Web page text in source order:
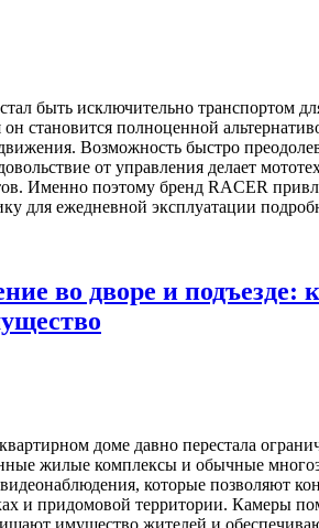
быть исключительно транспортом
он становится полноценной
Возможность быстро
от управления делает
Именно поэтому бренд RACER
для ежедневной эксплуатации
во дворе и подъезде:
доме давно перестала
жилые комплексы и обычные
которые позволяют
и придомовой территории. Камеры
имущество жителей и